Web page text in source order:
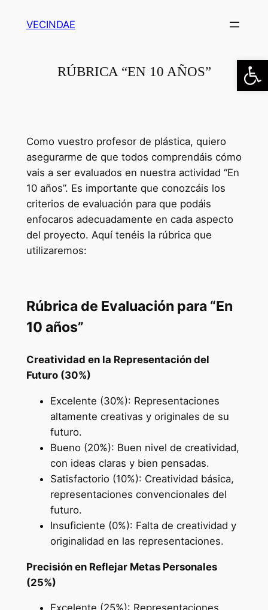
VECINDAE
RÚBRICA “EN 10 AÑOS”
Como vuestro profesor de plástica, quiero
asegurarme de que todos comprendáis cómo
vais a ser evaluados en nuestra actividad “En
10 años”. Es importante que conozcáis los
criterios de evaluación para que podáis
enfocaros adecuadamente en cada aspecto
del proyecto. Aquí tenéis la rúbrica que
utilizaremos:
Rúbrica de Evaluación para “En
10 años”
Creatividad en la Representación del
Futuro (30%)
Excelente (30%): Representaciones
altamente creativas y originales de su
futuro.
Bueno (20%): Buen nivel de creatividad,
con ideas claras y bien pensadas.
Satisfactorio (10%): Creatividad básica,
representaciones convencionales del
futuro.
Insuficiente (0%): Falta de creatividad y
originalidad en las representaciones.
Precisión en Reflejar Metas Personales
(25%)
Abrir